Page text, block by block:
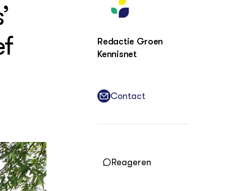
Columns & Blogs
LEREN
Wiki Groen Kennisnet
GROEN KENNISNET
Redactie Groen
Kennisnet
Contact
Reageren